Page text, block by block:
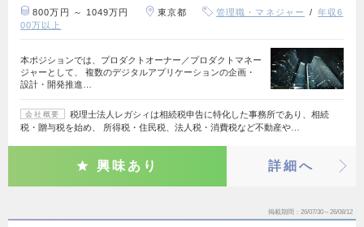
800万円 ～ 1049万円 東京都 管理職・マネジャー
年収6
00万以上
本ポジションでは、プロダクトオーナー／プロダクトマネー
ジャーとして、 複数のデジタルアプリケーションの企画・
設計・開発推進…
会社概要
税理士法人レガシィは相続税申告に特化した事務所であり、相続
税・贈与税を始め、 所得税・住民税、法人税・消費税など不動産や…
興味あり 詳細へ
掲載期間 26/07/30～26/08/12